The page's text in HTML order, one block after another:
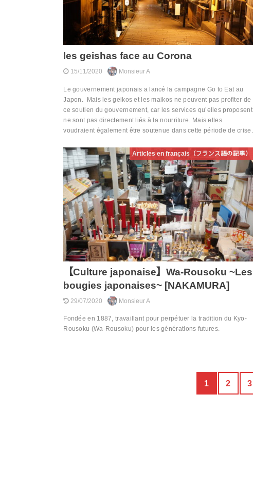
les geishas face au Corona
15/11/2020 Monsieur A
Le gouvernement japonais a lancé la campagne Go to Eat au
Japon. Mais les geikos et les maikos ne peuvent pas profiter de
ce soutien du gouvernement, car les services qu’elles proposent
ne sont pas directement liés à la nourriture. Mais elles
voudraient également être soutenue dans cette période de crise.
Articles en français（フランス語の記事）
【Culture japonaise】Wa-Rousoku ~Les
bougies japonaises~ [NAKAMURA]
29/07/2020 Monsieur A
Fondée en 1887, travaillant pour perpétuer la tradition du Kyo-
Rousoku (Wa-Rousoku) pour les générations futures.
1 2 3